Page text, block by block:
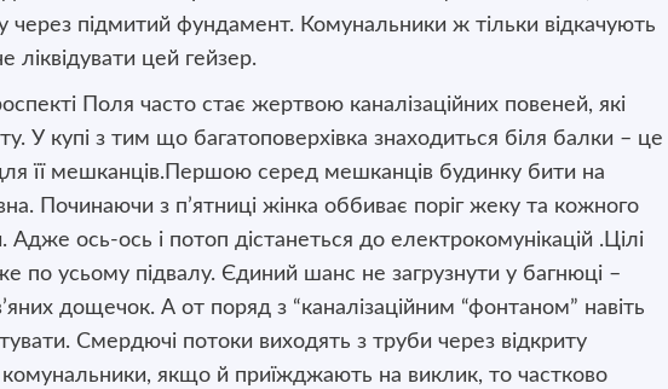
через підмитий фундамент. Комунальники ж тільки відкачують
ліквідувати цей гейзер.
Поля часто стає жертвою каналізаційних повеней, які
У купі з тим що багатоповерхівка знаходиться біля балки – це
її мешканців.Першою серед мешканців будинку бити на
Починаючи з п’ятниці жінка оббиває поріг жеку та кожного
Адже ось-ось і потоп дістанеться до електрокомунікацій .Цілі
по усьому підвалу. Єдиний шанс не загрузнути у багнюці –
дощечок. А от поряд з “каналізаційним “фонтаном” навіть
Смердючі потоки виходять з труби через відкриту
комунальники, якщо й приїжджають на виклик, то частково